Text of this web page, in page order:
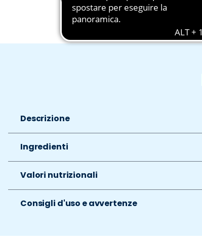
Slide 1 di 2
Descrizione
Ingredienti
Valori nutrizionali
Consigli d'uso e avvertenze